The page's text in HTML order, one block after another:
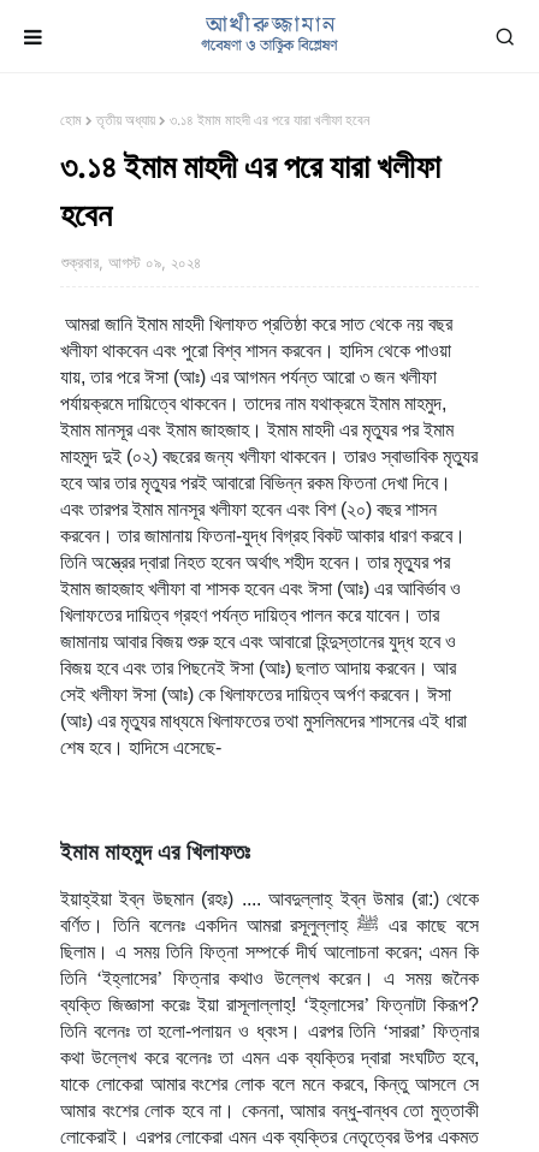
হোম তৃতীয় অধ্যায় ৩.১৪ ইমাম মাহদী এর পরে যারা খলীফা হবেন
৩.১৪ ইমাম মাহদী এর পরে যারা খলীফা
হবেন
শুক্রবার, আগস্ট ০৯, ২০২৪
আমরা জানি ইমাম মাহদী খিলাফত প্রতিষ্ঠা করে সাত থেকে নয় বছর
খলীফা থাকবেন এবং পুরো বিশ্ব শাসন করবেন। হাদিস থেকে পাওয়া
যায়, তার পরে ঈসা (আঃ) এর আগমন পর্যন্ত আরো ৩ জন খলীফা
পর্যায়ক্রমে দায়িত্বে থাকবেন। তাদের নাম যথাক্রমে ইমাম মাহমুদ,
ইমাম মানসূর এবং ইমাম জাহজাহ। ইমাম মাহদী এর মৃত্যুর পর ইমাম
মাহমুদ দুই (০২) বছরের জন্য খলীফা থাকবেন। তারও স্বাভাবিক মৃত্যুর
হবে আর তার মৃত্যুর পরই আবারো বিভিন্ন রকম ফিতনা দেখা দিবে।
এবং তারপর ইমাম মানসূর খলীফা হবেন এবং বিশ (২০) বছর শাসন
করবেন। তার জামানায় ফিতনা-যুদ্ধ বিগ্রহ বিকট আকার ধারণ করবে।
তিনি অস্ত্রের দ্বারা নিহত হবেন অর্থাৎ শহীদ হবেন। তার মৃত্যুর পর
ইমাম জাহজাহ খলীফা বা শাসক হবেন এবং ঈসা (আঃ) এর আবির্ভাব ও
খিলাফতের দায়িত্ব গ্রহণ পর্যন্ত দায়িত্ব পালন করে যাবেন। তার
জামানায় আবার বিজয় শুরু হবে এবং আবারো হিন্দুস্তানের যুদ্ধ হবে ও
বিজয় হবে এবং তার পিছনেই ঈসা (আঃ) ছলাত আদায় করবেন। আর
সেই খলীফা ঈসা (আঃ) কে খিলাফতের দায়িত্ব অর্পণ করবেন। ঈসা
(আঃ) এর মৃত্যুর মাধ্যমে খিলাফতের তথা মুসলিমদের শাসনের এই ধারা
শেষ হবে। হাদিসে এসেছে-
ইমাম মাহমুদ এর খিলাফতঃ
ইয়াহ্‌ইয়া ইব্‌ন উছমান (রহঃ) .... আবদুল্লাহ্‌ ইব্‌ন উমার (রা:) থেকে
বর্ণিত। তিনি বলেনঃ একদিন আমরা রসূলুল্লাহ্‌ﷺ এর কাছে বসে
ছিলাম। এ সময় তিনি ফিত্‌না সম্পর্কে দীর্ঘ আলোচনা করেন; এমন কি
তিনি ‘ইহ্‌লাসের’ ফিত্‌নার কথাও উল্লেখ করেন। এ সময় জনৈক
ব্যক্তি জিজ্ঞাসা করেঃ ইয়া রাসূলাল্লাহ্‌! ‘ইহ্‌লাসের’ ফিত্‌নাটা কিরূপ?
তিনি বলেনঃ তা হলো-পলায়ন ও ধ্বংস। এরপর তিনি ‘সাররা’ ফিত্‌নার
কথা উল্লেখ করে বলেনঃ তা এমন এক ব্যক্তির দ্বারা সংঘটিত হবে,
যাকে লোকেরা আমার বংশের লোক বলে মনে করবে, কিন্তু আসলে সে
আমার বংশের লোক হবে না। কেননা, আমার বন্ধু-বান্ধব তো মুত্তাকী
লোকেরাই। এরপর লোকেরা এমন এক ব্যক্তির নেতৃত্বের উপর একমত